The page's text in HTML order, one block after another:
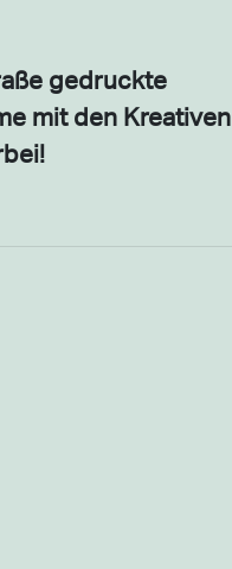
gedruckte
mit den Kreativen